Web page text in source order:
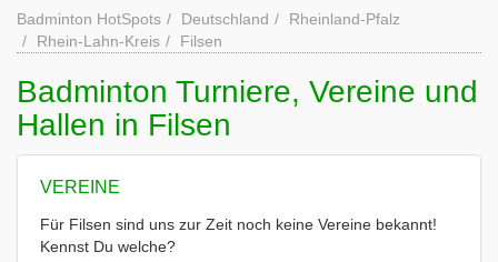
Badminton HotSpots Deutschland
Rheinland-Pfalz
Rhein-Lahn-Kreis
Filsen
Badminton Turniere, Vereine und
Hallen in Filsen
VEREINE
Für Filsen sind uns zur Zeit noch keine Vereine bekannt!
Kennst Du welche?